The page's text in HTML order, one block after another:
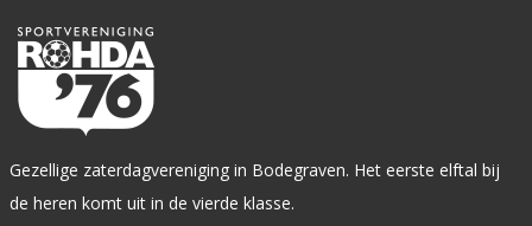
Gezellige zaterdagvereniging in Bodegraven. Het eerste elftal bij
de heren komt uit in de vierde klasse.